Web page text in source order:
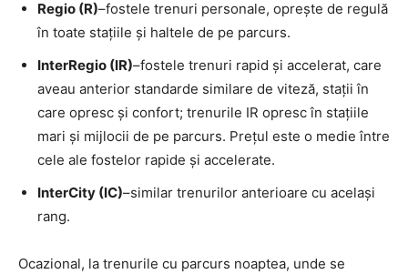
Regio (R)–fostele trenuri personale, oprește de regulă
în toate stațiile și haltele de pe parcurs.
InterRegio (IR)–fostele trenuri rapid și accelerat, care
aveau anterior standarde similare de viteză, stații în
care opresc și confort; trenurile IR opresc în stațiile
mari și mijlocii de pe parcurs. Prețul este o medie între
cele ale fostelor rapide și accelerate.
InterCity (IC)–similar trenurilor anterioare cu același
rang.
Ocazional, la trenurile cu parcurs noaptea, unde se